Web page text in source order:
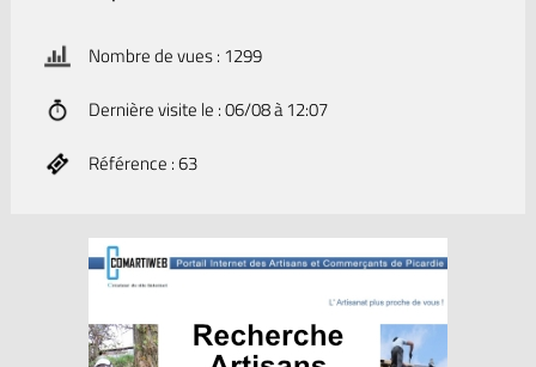
Nombre de vues : 1299
Dernière visite le : 06/08 à 12:07
Référence : 63